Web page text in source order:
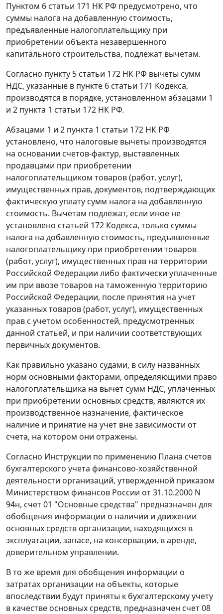
Пунктом 6 статьи 171 НК РФ предусмотрено, что
суммы налога на добавленную стоимость,
предъявленные налогоплательщику при
приобретении объекта незавершенного
капитального строительства, подлежат вычетам.
Согласно пункту 5 статьи 172 НК РФ вычеты сумм
НДС, указанные в пункте 6 статьи 171 Кодекса,
производятся в порядке, установленном абзацами 1
и 2 пункта 1 статьи 172 НК РФ.
Абзацами 1 и 2 пункта 1 статьи 172 НК РФ
установлено, что налоговые вычеты производятся
на основании счетов-фактур, выставленных
продавцами при приобретении
налогоплательщиком товаров (работ, услуг),
имущественных прав, документов, подтверждающих
фактическую уплату сумм налога на добавленную
стоимость. Вычетам подлежат, если иное не
установлено статьей 172 Кодекса, только суммы
налога на добавленную стоимость, предъявленные
налогоплательщику при приобретении товаров
(работ, услуг), имущественных прав на территории
Российской Федерации либо фактически уплаченные
им при ввозе товаров на таможенную территорию
Российской Федерации, после принятия на учет
указанных товаров (работ, услуг), имущественных
прав с учетом особенностей, предусмотренных
данной статьей, и при наличии соответствующих
первичных документов.
Как правильно указано судами, в силу названных
норм основными факторами, определяющими право
налогоплательщика на вычет сумм НДС, уплаченных
при приобретении основных средств, являются их
производственное назначение, фактическое
наличие и принятие на учет вне зависимости от
счета, на котором они отражены.
Согласно Инструкции по применению Плана счетов
бухгалтерского учета финансово-хозяйственной
деятельности организаций, утвержденной приказом
Министерством финансов России от 31.10.2000 N
94н, счет 01 "Основные средства" предназначен для
обобщения информации о наличии и движении
основных средств организации, находящихся в
эксплуатации, запасе, на консервации, в аренде,
доверительном управлении.
В то же время для обобщения информации о
затратах организации на объекты, которые
впоследствии будут приняты к бухгалтерскому учету
в качестве основных средств, предназначен счет 08